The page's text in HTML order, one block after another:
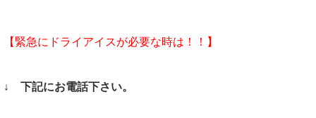
【緊急にドライアイスが必要な時は！！】
↓ 下記にお電話下さい。